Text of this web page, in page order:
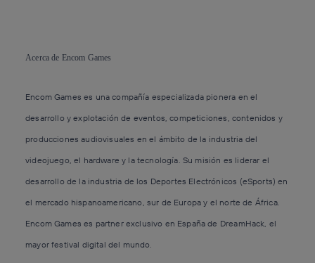
Acerca de Encom Games
Encom Games es una compañía especializada pionera en el
desarrollo y explotación de eventos, competiciones, contenidos y
producciones audiovisuales en el ámbito de la industria del
videojuego, el hardware y la tecnología. Su misión es liderar el
desarrollo de la industria de los Deportes Electrónicos (eSports) en
el mercado hispanoamericano, sur de Europa y el norte de África.
Encom Games es partner exclusivo en España de DreamHack, el
mayor festival digital del mundo.